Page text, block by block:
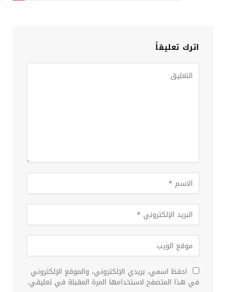
اترك تعليقاً
احفظ اسمي، بريدي الإلكتروني، والموقع الإلكتروني
في هذا المتصفح لاستخدامها المرة المقبلة في تعليقي.